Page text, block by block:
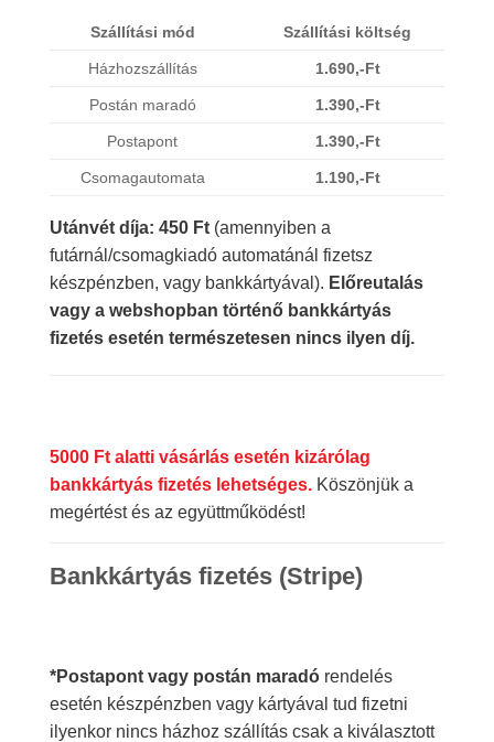
Szállítási mód Szállítási költség
Házhozszállítás 1.690,-Ft
Postán maradó 1.390,-Ft
Postapont 1.390,-Ft
Csomagautomata 1.190,-Ft
Utánvét díja: 450 Ft (amennyiben a
futárnál/csomagkiadó automatánál fizetsz
készpénzben, vagy bankkártyával). Előreutalás
vagy a webshopban történő bankkártyás
fizetés esetén természetesen nincs ilyen díj.
5000 Ft alatti vásárlás esetén kizárólag
bankkártyás fizetés lehetséges.Köszönjük a
megértést és az együttműködést!
Bankkártyás fizetés (Stripe)
*Postapont vagy postán maradórendelés
esetén készpénzben vagy kártyával tud fizetni
ilyenkor nincs házhoz szállítás csak a kiválasztott